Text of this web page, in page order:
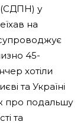
у
на
45-
хотіли
та Україні
про подальшу
та